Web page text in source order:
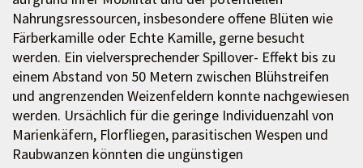
Nahrungsressourcen, insbesondere offene Blüten wie
Färberkamille oder Echte Kamille, gerne besucht
werden. Ein vielversprechender Spillover- Effekt bis zu
einem Abstand von 50 Metern zwischen Blühstreifen
und angrenzenden Weizenfeldern konnte nachgewiesen
werden. Ursächlich für die geringe Individuenzahl von
Marienkäfern, Florfliegen, parasitischen Wespen und
Raubwanzen könnten die ungünstigen